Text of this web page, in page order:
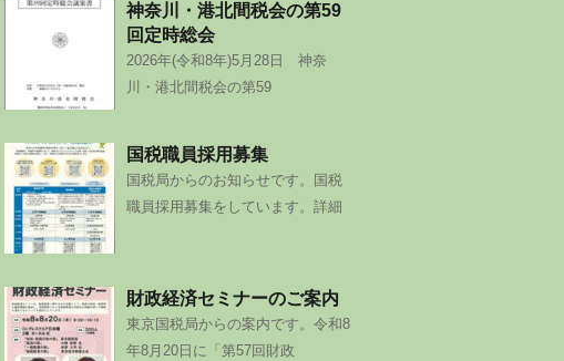
神奈川・港北間税会の第59
回定時総会
2026年(令和8年)5月28日 神奈
川・港北間税会の第59
国税職員採用募集
国税局からのお知らせです。国税
職員採用募集をしています。詳細
財政経済セミナーのご案内
東京国税局からの案内です。令和8
年8月20日に「第57回財政